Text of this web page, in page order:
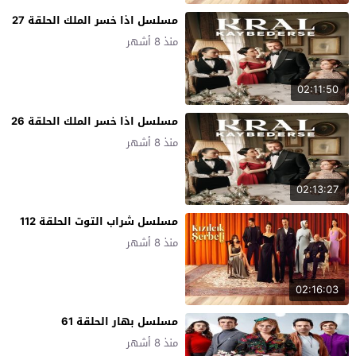
02:11:50
مسلسل اذا خسر الملك الحلقة 27
منذ 8 أشهر
02:13:27
مسلسل اذا خسر الملك الحلقة 26
منذ 8 أشهر
02:16:03
مسلسل شراب التوت الحلقة 112
منذ 8 أشهر
مسلسل بهار الحلقة 61
منذ 8 أشهر